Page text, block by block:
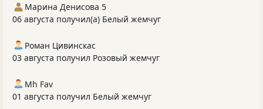
Марина Денисова 5
06 августа получил(а) Белый жемчуг
Роман Цивинскас
03 августа получил Розовый жемчуг
Mh Fav
01 августа получил Белый жемчуг